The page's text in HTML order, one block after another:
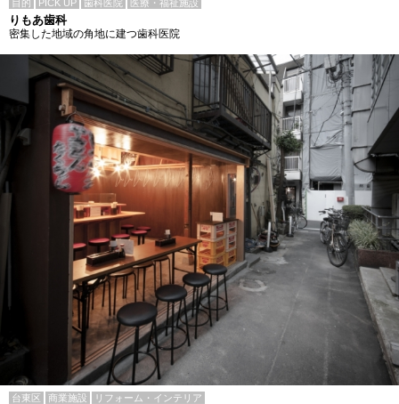
目的 PICK UP 歯科医院 医療・福祉施設
りもあ歯科
密集した地域の角地に建つ歯科医院
台東区 商業施設 リフォーム・インテリア